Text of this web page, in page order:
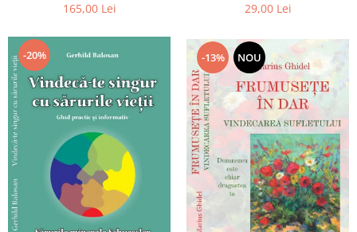
extrasenzoriale - cu exercitii
165,00 Lei
29,00 Lei
-20% -13% NOU